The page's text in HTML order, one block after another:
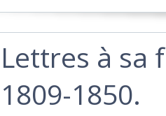
‎Lettres à sa
1809-1850.‎